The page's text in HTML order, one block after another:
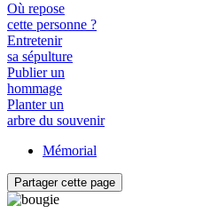
Où repose
cette personne ?
Entretenir
sa sépulture
Publier un
hommage
Planter un
arbre du souvenir
Mémorial
Partager cette page